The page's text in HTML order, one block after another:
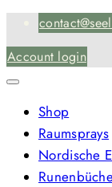
to
content
Account login
Shop
Raumsprays
Nordische